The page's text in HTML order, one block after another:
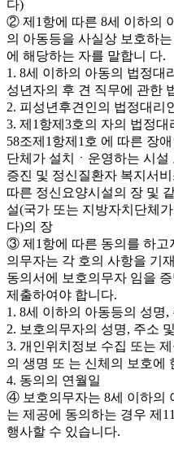
다)
② 제1항에 따른 8세 이하의
의 아동등을 사실상 보호하
에 해당하는 자를 말합니 다.
1. 8세 이하의 아동의 법정대
성년자의 후 견 직무에 관한
2. 피성년후견인의 법정대리
3. 제1항제3호의 자의 법정
58조제1항제1호 에 따른 장
단체가 설치ㆍ운영하는 시
증진 및 정신질환자 복지서
따른 정신요양시설의 장 및
설(국가 또는 지방자치단체
다)의 장
③ 제1항에 따른 동의를 하고
의무자는 각 호의 사항을 기
동의서에 보호의무자 임을
제출하여야 합니다.
1. 8세 이하의 아동등의 성명,
2. 보호의무자의 성명, 주소
3. 개인위치정보 수집 또는
의 생명 또 는 신체의 보호에
4. 동의의 연월일
④ 보호의무자는 8세 이하의
는 제공에 동의하는 경우 제
행사할 수 있습니다.